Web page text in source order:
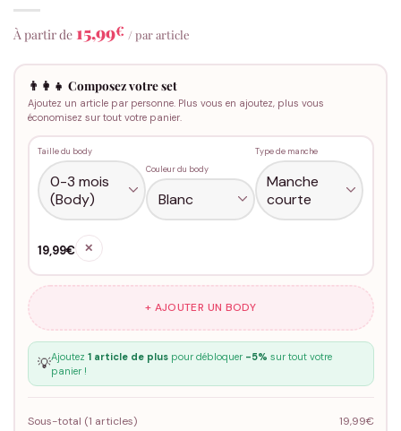
À partir de 15,99€ / par article
👨‍👩‍👧 Composez votre set
Ajoutez un article par personne. Plus vous en ajoutez, plus vous
économisez sur tout votre panier.
Taille du body
Couleur du body
Type de manche
19,99€ ✕
+ AJOUTER UN BODY
💡Ajoutez 1 article de pluspour débloquer -5% sur tout votre
panier !
Sous-total (1 articles) 19,99€